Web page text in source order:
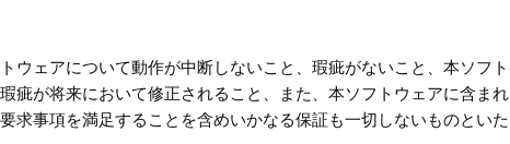
ウェアについて動作が中断しないこと、瑕疵がないこと、本ソフト
疵が将来において修正されること、また、本ソフトウェアに含まれ
求事項を満足することを含めいかなる保証も一切しないものといた